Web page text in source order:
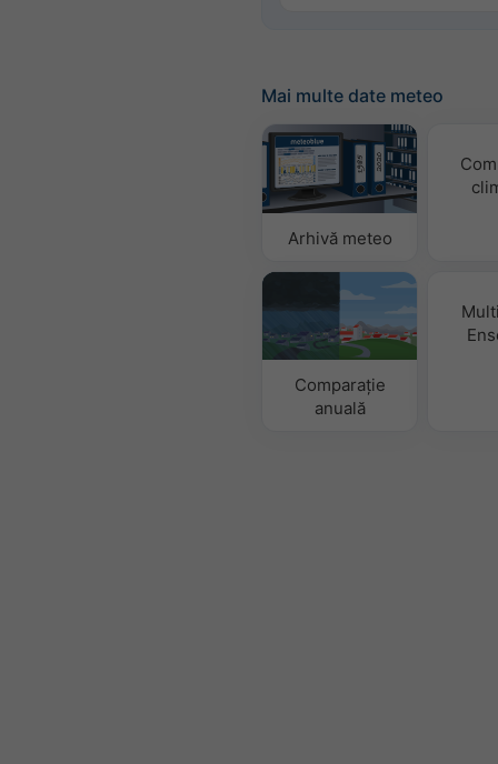
Mai multe date meteo
Arhivă meteo
Comparație
anuală